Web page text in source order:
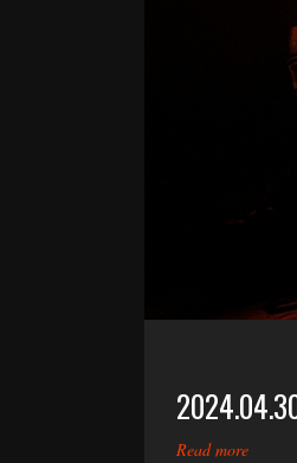
Read more